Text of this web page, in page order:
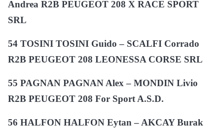
Andrea R2B PEUGEOT 208 X RACE SPORT
SRL
54 TOSINI TOSINI Guido – SCALFI Corrado
R2B PEUGEOT 208 LEONESSA CORSE SRL
55 PAGNAN PAGNAN Alex – MONDIN Livio
R2B PEUGEOT 208 For Sport A.S.D.
56 HALFON HALFON Eytan – AKCAY Burak